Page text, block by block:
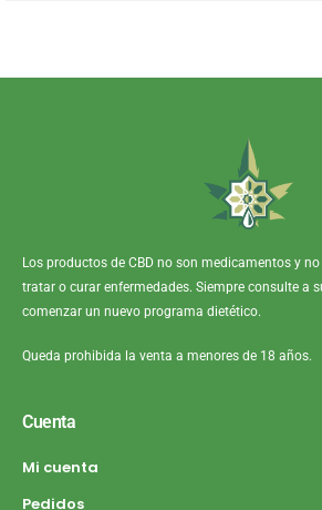
Tyson ex-campeón de los pesos
Los productos de CBD no son medicamentos y
tratar o curar enfermedades. Siempre consulte a
comenzar un nuevo programa dietético.
Queda prohibida la venta a menores de 18 años.
Cuenta
Mi cuenta
Pedidos